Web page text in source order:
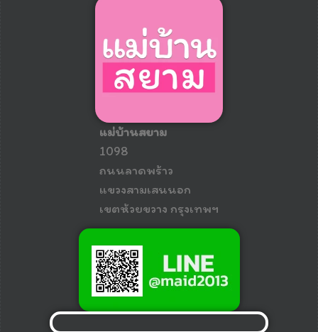
แม่บ้านสยาม
1098
ถนนลาดพร้าว
แขวงสามเสนนอก
เขตห้วยขวาง กรุงเทพฯ